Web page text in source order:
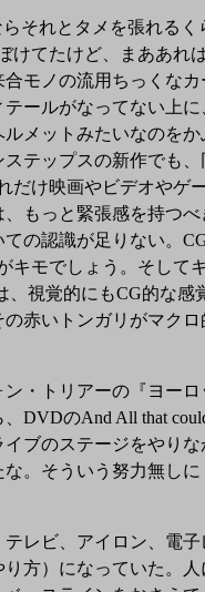
れとタメを張れる
てたけど、まああ
モノの流用ちっくな
ールがなってない上
メットみたいなのを
テップスの新作でも
け映画やビデオや
もっと緊張感を持つ
の認識が足りない。
モでしょう。そして
視覚的にもCG的な
赤いトンガリがマク
トリアーの『ヨー
のAnd All that
のステージをやり
そういう努力無し
レビ、アイロン、電
方）になっていた。